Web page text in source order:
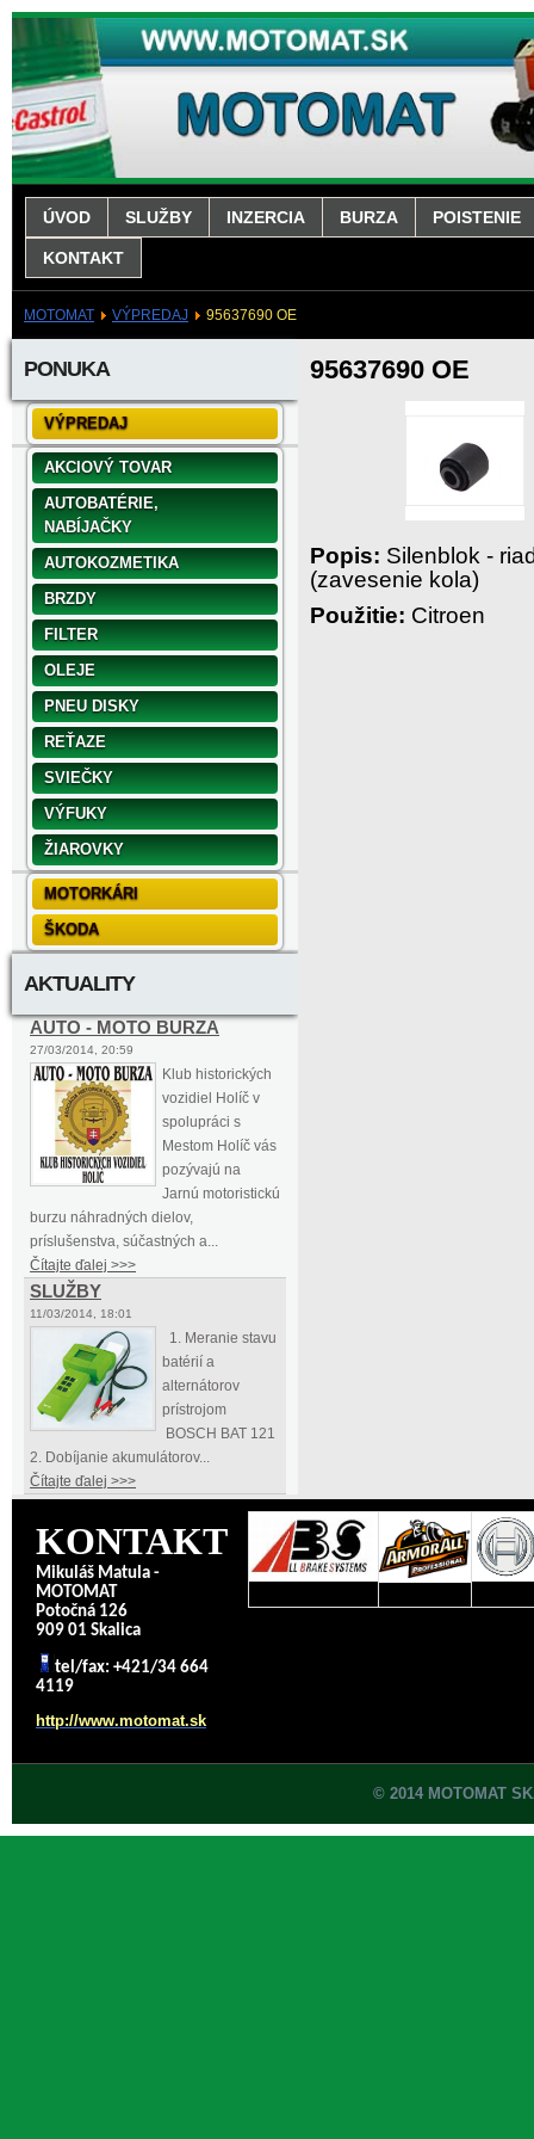
ÚVOD SLUŽBY INZERCIA BURZA POISTENIE
KONTAKT
MOTOMAT VÝPREDAJ 95637690 OE
PONUKA
VÝPREDAJ
AKCIOVÝ TOVAR
AUTOBATÉRIE,
NABÍJAČKY
AUTOKOZMETIKA
BRZDY
FILTER
OLEJE
PNEU DISKY
REŤAZE
SVIEČKY
VÝFUKY
ŽIAROVKY
MOTORKÁRI
ŠKODA
AKTUALITY
AUTO - MOTO BURZA
27/03/2014, 20:59
Klub historických
vozidiel Holíč v
spolupráci s
Mestom Holíč vás
pozývajú na
Jarnú motoristickú
burzu náhradných dielov,
príslušenstva, súčastných a...
Čítajte ďalej >>>
SLUŽBY
11/03/2014, 18:01
1. Meranie stavu
batérií a
alternátorov
prístrojom
BOSCH BAT 121
2. Dobíjanie akumulátorov...
Čítajte ďalej >>>
95637690 OE
Popis: Silenblok -
(zavesenie kola)
Použitie: Citroen
KONTAKT
Mikuláš Matula -
MOTOMAT
Potočná 126
909 01 Skalica
tel/fax: +421/34 664
4119
http://www.motomat.sk
© 2014